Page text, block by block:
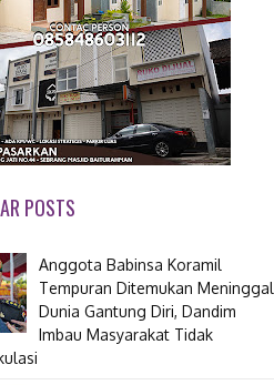
POSTS
Anggota Babinsa Koramil
Tempuran Ditemukan Meninggal
Dunia Gantung Diri, Dandim
Imbau Masyarakat Tidak